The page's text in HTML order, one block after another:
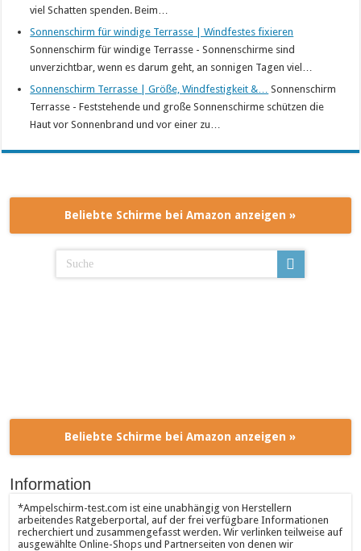
viel Schatten spenden. Beim…
Sonnenschirm für windige Terrasse | Windfestes fixieren
Sonnenschirm für windige Terrasse - Sonnenschirme sind
unverzichtbar, wenn es darum geht, an sonnigen Tagen viel…
Sonnenschirm Terrasse | Größe, Windfestigkeit &… Sonnenschirm
Terrasse - Feststehende und große Sonnenschirme schützen die
Haut vor Sonnenbrand und vor einer zu…
Beliebte Schirme bei Amazon anzeigen »
Beliebte Schirme bei Amazon anzeigen »
Information
*Ampelschirm-test.com ist eine unabhängig von Herstellern
arbeitendes Ratgeberportal, auf der frei verfügbare Informationen
recherchiert und zusammengefasst werden. Wir verlinken teilweise auf
ausgewählte Online-Shops und Partnerseiten von denen wir